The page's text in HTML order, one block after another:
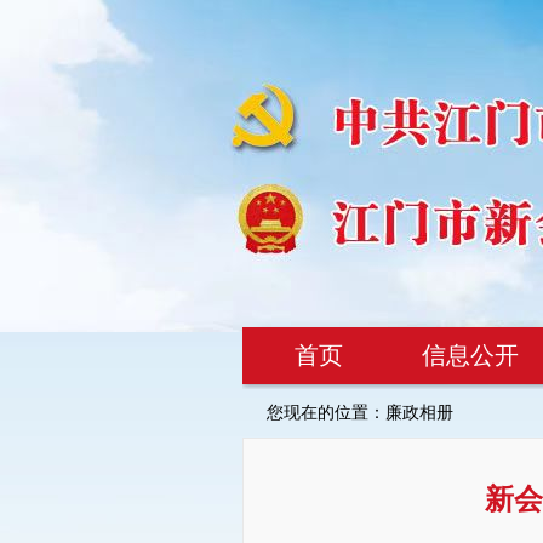
首页 信息公开
您现在的位置： 廉政相册
新